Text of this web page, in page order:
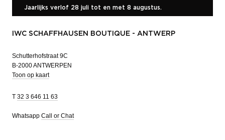
Jaarlijks verlof 28 juli tot en met 8 augustus.
IWC SCHAFFHAUSEN BOUTIQUE - ANTWERP
Schutterhofstraat 9C
B-2000 ANTWERPEN
Toon op kaart
T 32 3 646 11 63
Whatsapp Call or Chat